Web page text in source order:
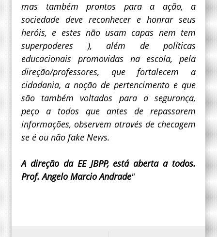
mas também prontos para a ação, a
sociedade deve reconhecer e honrar seus
heróis, e estes não usam capas nem tem
superpoderes ), além de políticas
educacionais promovidas na escola, pela
direção/professores, que fortalecem a
cidadania, a noção de pertencimento e que
são também voltados para a segurança,
peço a todos que antes de repassarem
informações, observem através de checagem
se é ou não fake News.
A direção da EE JBPP, está aberta a todos.
Prof. Angelo Marcio Andrade"